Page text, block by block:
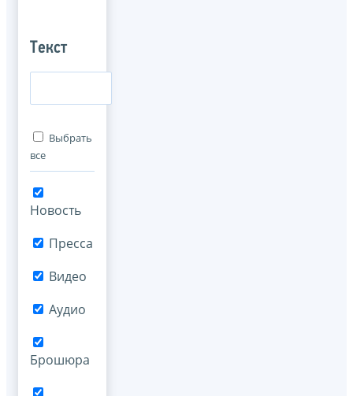
Текст
Выбрать
все
Новость
Пресса
Видео
Аудио
Брошюра